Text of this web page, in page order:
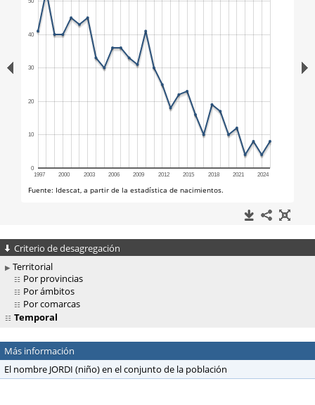
Criterio de desagregación
Territorial
Por provincias
Por ámbitos
Por comarcas
Temporal
Más información
El nombre JORDI (niño) en el conjunto de la población